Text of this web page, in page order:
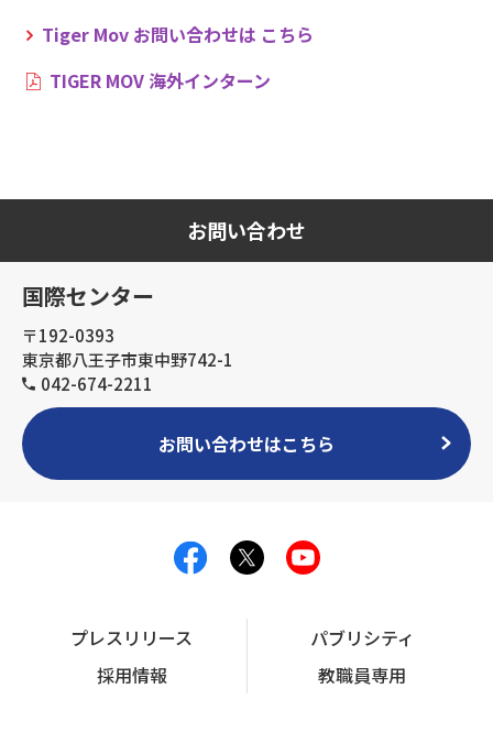
Tiger Mov お問い合わせは こちら
TIGER MOV 海外インターン
お問い合わせ
国際センター
〒192-0393
東京都八王子市東中野742-1
042-674-2211
お問い合わせはこちら
プレスリリース
パブリシティ
採用情報
教職員専用